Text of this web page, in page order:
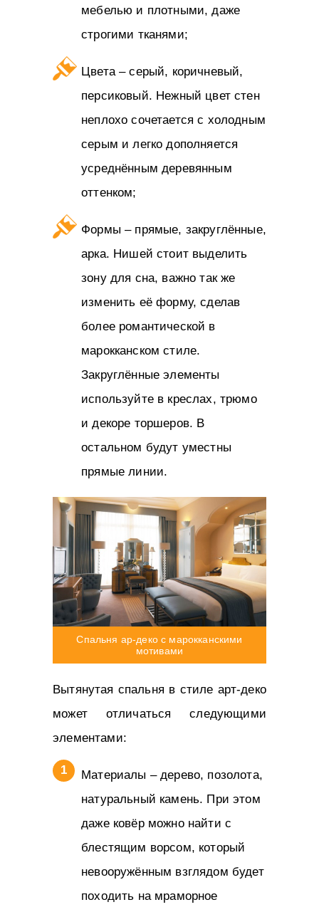
мебелью и плотными, даже
строгими тканями;
Цвета – серый, коричневый,
персиковый. Нежный цвет стен
неплохо сочетается с холодным
серым и легко дополняется
усреднённым деревянным
оттенком;
Формы – прямые, закруглённые,
арка. Нишей стоит выделить
зону для сна, важно так же
изменить её форму, сделав
более романтической в
марокканском стиле.
Закруглённые элементы
используйте в креслах, трюмо
и декоре торшеров. В
остальном будут уместны
прямые линии.
Спальня ар-деко с марокканскими
мотивами
Вытянутая спальня в стиле арт-деко
может отличаться следующими
элементами:
Материалы – дерево, позолота,
натуральный камень. При этом
даже ковёр можно найти с
блестящим ворсом, который
невооружённым взглядом будет
походить на мраморное